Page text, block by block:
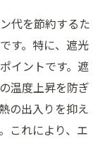
代を節約するた
す。特に、遮光
イントです。遮
温度上昇を防ぎ
の出入りを抑え
これにより、エ